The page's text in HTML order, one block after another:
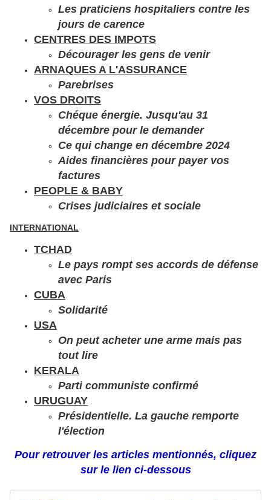
Les praticiens hospitaliers contre les
jours de carence
CENTRES DES IMPOTS
Décourager les gens de venir
ARNAQUES A L'ASSURANCE
Parebrises
VOS DROITS
Chéque énergie. Jusqu'au 31
décembre pour le demander
Ce qui change en décembre 2024
Aides financières pour payer vos
factures
PEOPLE & BABY
Crises judiciaires et sociale
INTERNATIONAL
TCHAD
Le pays rompt ses accords de défense
avec Paris
CUBA
Solidarité
USA
On peut acheter une arme mais pas
tout lire
KERALA
Parti communiste confirmé
URUGUAY
Présidentielle. La gauche remporte
l'élection
Pour retrouver les articles mentionnés, cliquez
sur le lien ci-dessous